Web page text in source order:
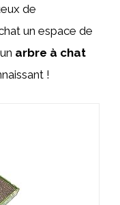
de
un espace de
arbre à chat
!